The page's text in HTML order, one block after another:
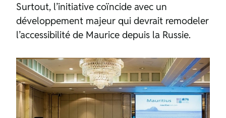
Surtout, l’initiative coïncide avec un
développement majeur qui devrait remodeler
l’accessibilité de Maurice depuis la Russie.